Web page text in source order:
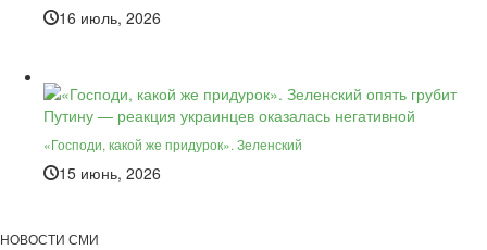
16 июль, 2026
«Господи, какой же придурок». Зеленский
15 июнь, 2026
НОВОСТИ СМИ